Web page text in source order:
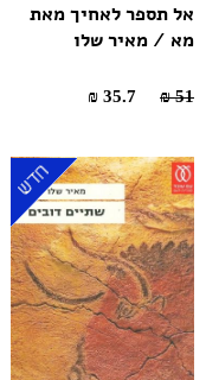
אל תספר לאחיך מאת
מא / מאיר שלו
51 ₪